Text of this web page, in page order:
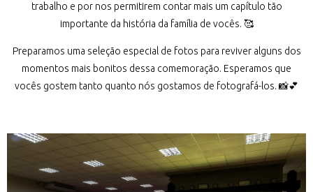
trabalho e por nos permitirem contar mais um capítulo tão
importante da história da família de vocês. 🥰
Preparamos uma seleção especial de fotos para reviver alguns dos
momentos mais bonitos dessa comemoração. Esperamos que
vocês gostem tanto quanto nós gostamos de fotografá-los. 📸💕